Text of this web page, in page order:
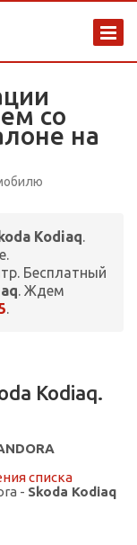
со
на
Kodiaq.
Бесплатный
. Ждем
.
Kodiaq.
списка
- Skoda Kodiaq